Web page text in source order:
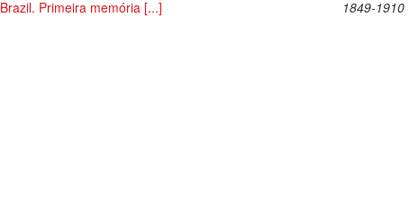
Brazil. Primeira memória [...]
1849-1910